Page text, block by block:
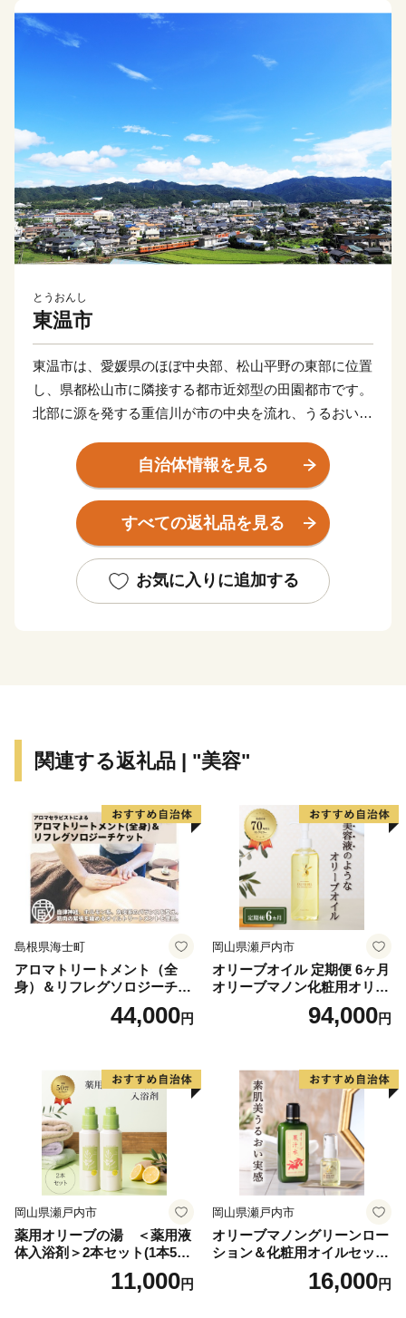
とうおんし
東温市
東温市は、愛媛県のほぼ中央部、松山平野の東部に位置
し、県都松山市に隣接する都市近郊型の田園都市です。
北部に源を発する重信川が市の中央を流れ、うるおいあ
県立自然公園は、東部の霊峰石鎚山系と連なり、棚田や
渓谷を有する里山が自然美を形成しています。また、常
設のミュージカル劇場ではプロのミュージカル俳優の演
劇が１年中行われていたり、地域では秋祭り行事などの
いるなど、芸術・文化・歴史が息づくアートのまちとし
ても近年注目されております。
自治体情報を見る
すべての返礼品を見る
お気に入りに追加する
関連する返礼品 | "美容"
島根県海士町
アロマトリートメント（全
身）＆リフレグソロジーチケ
44,000円
岡山県瀬戸内市
オリーブオイル 定期便 6ヶ月
オリーブマノン化粧用オリー
ブオイル 200ml オリーブ オ
イル 美容 スキンケア 化粧用
94,000円
岡山県瀬戸内市
薬用オリーブの湯 ＜薬用液
体入浴剤＞2本セット(1本500
11,000円
岡山県瀬戸内市
オリーブマノングリーンロー
ション＆化粧用オイルセット
美容グッズ スキンケア 化粧
16,000円